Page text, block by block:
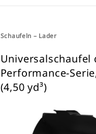
Schaufeln – Lader
Universalschaufel
Performance-
(4,50 yd³)